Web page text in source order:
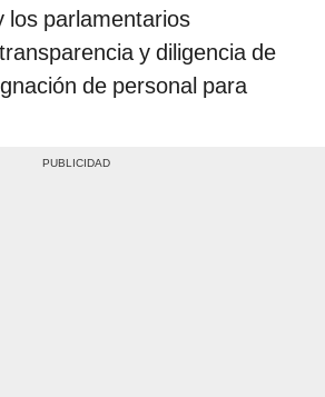
los parlamentarios
y diligencia de
de personal para